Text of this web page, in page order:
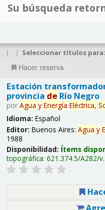
Su búsqueda
| | Seleccionar títulos para:
Hacer reserva
Estación
provincia deRío Negro
por Agua y Energía Eléctrica,
Idioma: Español
Editor: Buenos Aires: Agua y
1988
Disponibilidad: Ítems
topográfica: 621.374.5/A282/